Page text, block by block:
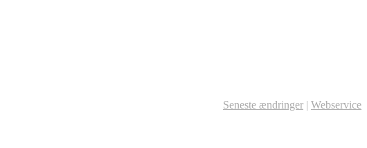
Seneste ændringer | Webservice